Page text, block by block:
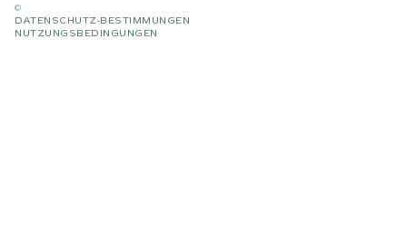
©
DATENSCHUTZ-BESTIMMUNGEN
NUTZUNGSBEDINGUNGEN